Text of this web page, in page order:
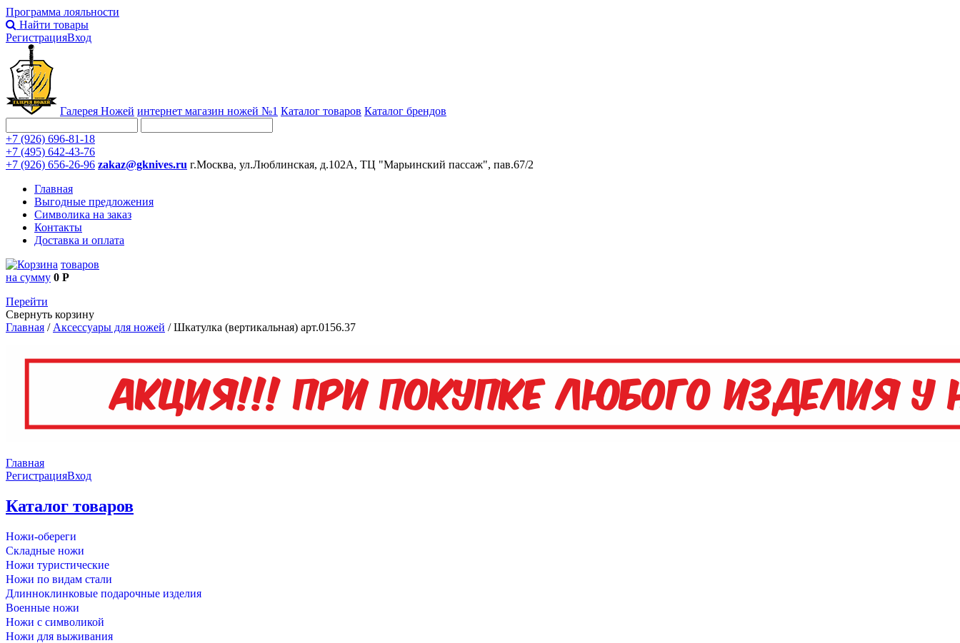
Программа лояльности
Найти товары
РегистрацияВход
Галерея Ножей интернет магазин ножей №1 Каталог товаров Каталог брендов
+7 (926) 696-81-18
+7 (495) 642-43-76
+7 (926) 656-26-96 zakaz@gknives.ru г.Москва, ул.Люблинская, д.102А, ТЦ "Марьинский пассаж", пав.67/2
Главная
Выгодные предложения
Символика на заказ
Контакты
Доставка и оплата
товаров
на сумму 0 Р
Перейти
Свернуть корзину
Главная / Аксессуары для ножей /Шкатулка (вертикальная) арт.0156.37
Главная
РегистрацияВход
Каталог товаров
Ножи-обереги
Складные ножи
Ножи туристические
Ножи по видам стали
Длинноклинковые подарочные изделия
Военные ножи
Ножи с символикой
Ножи для выживания